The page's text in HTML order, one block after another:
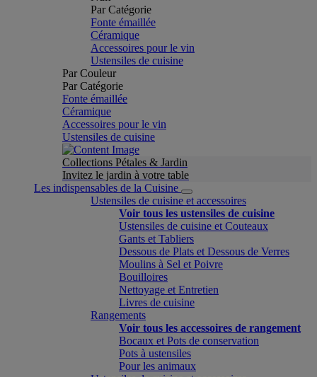
Par Catégorie
Fonte émaillée
Céramique
Accessoires pour le vin
Ustensiles de cuisine
Par Couleur
Par Catégorie
Fonte émaillée
Céramique
Accessoires pour le vin
Ustensiles de cuisine
Collections Pétales & Jardin
Invitez le jardin à votre table
Les indispensables de la Cuisine
Ustensiles de cuisine et accessoires
Voir tous les ustensiles de cuisine
Ustensiles de cuisine et Couteaux
Gants et Tabliers
Dessous de Plats et Dessous de Verres
Moulins à Sel et Poivre
Bouilloires
Nettoyage et Entretien
Livres de cuisine
Rangements
Voir tous les accessoires de rangement
Bocaux et Pots de conservation
Pots à ustensiles
Pour les animaux